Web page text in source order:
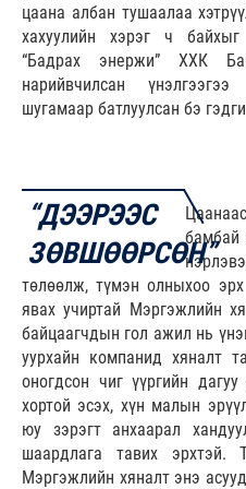
цаана албан тушаалаа
хахуулийн хэрэг ч байхыг
“Бадрах энержи” ХХК
нарийвчилсан
шугамаар батлуулсан бэ
“ДЭЭРЭЭС
ЗӨВШӨӨРСӨН”
бамбай
төлөөлж, түмэн олныхоо
явах учиртай Мэргэжлийн
байцаагчдын гол ажил нь
уурхайн компанид хяналт
оногдсон чиг үүргийн
хортой эсэх, хүн малын
юу зэрэгт анхаарал
шаардлага тавих эрхтэй.
Мэргэжлийн хяналт энэ